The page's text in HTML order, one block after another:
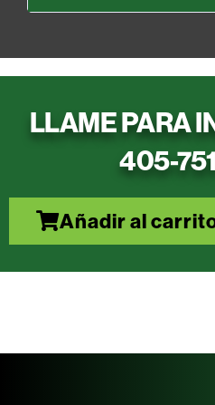
LLAME PARA
405-
Añadir al